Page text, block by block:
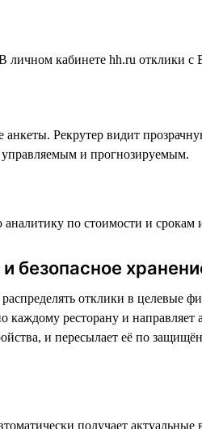
анкеты. Рекрутер видит
управляемым и прогнозируемым.
безопасное
отклики в
каждому ресторану и
и пересылает её по